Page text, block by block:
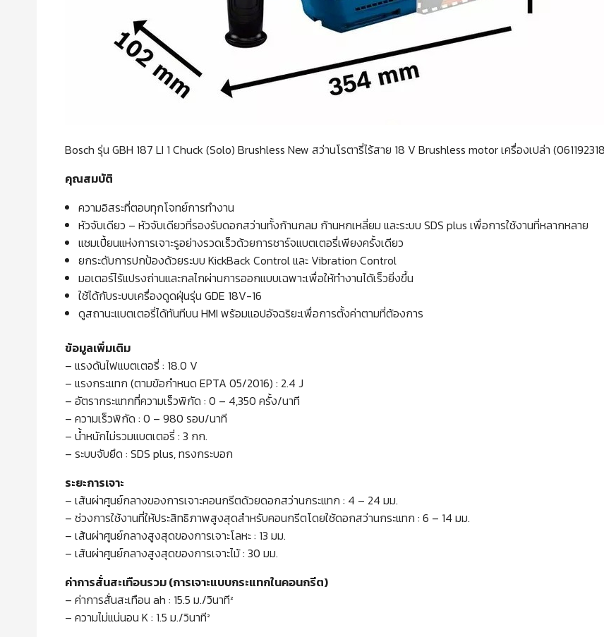
Bosch รุ่น GBH 187 LI 1 Chuck (Solo) Brushless New สว่านโรตารี่ไร้สาย 18 V Brushless motor เครื่องเปล่า
คุณสมบัติ
ความอิสระที่ตอบทุกโจทย์การทำงาน
หัวจับเดียว – หัวจับเดียวที่รองรับดอกสว่านทั้งก้านกลม ก้านหกเหลี่ยม และระบบ SDS plus เพื่อการใช้งานที่หลากหลาย
แชมเปี้ยนแห่งการเจาะรูอย่างรวดเร็วด้วยการชาร์จแบตเตอรี่เพียงครั้งเดียว
ยกระดับการปกป้องด้วยระบบ KickBack Control และ Vibration Control
มอเตอร์ไร้แปรงถ่านและกลไกผ่านการออกแบบเฉพาะเพื่อให้ทำงานได้เร็วยิ่งขึ้น
ใช้ได้กับระบบเครื่องดูดฝุ่นรุ่น GDE 18V-16
ดูสถานะแบตเตอรี่ได้ทันทีบน HMI พร้อมแอปอัจฉริยะเพื่อการตั้งค่าตามที่ต้องการ
ข้อมูลเพิ่มเติม
– แรงดันไฟแบตเตอรี่ : 18.0 V
– แรงกระแทก (ตามข้อกำหนด EPTA 05/2016) : 2.4 J
– อัตรากระแทกที่ความเร็วพิกัด : 0 – 4,350 ครั้ง/นาที
– ความเร็วพิกัด : 0 – 980 รอบ/นาที
– น้ำหนักไม่รวมแบตเตอรี่ : 3 กก.
– ระบบจับยึด : SDS plus, ทรงกระบอก
ระยะการเจาะ
– เส้นผ่าศูนย์กลางของการเจาะคอนกรีตด้วยดอกสว่านกระแทก : 4 – 24 มม.
– ช่วงการใช้งานที่ให้ประสิทธิภาพสูงสุดสำหรับคอนกรีตโดยใช้ดอกสว่านกระแทก : 6 – 14 มม.
– เส้นผ่าศูนย์กลางสูงสุดของการเจาะโลหะ : 13 มม.
– เส้นผ่าศูนย์กลางสูงสุดของการเจาะไม้ : 30 มม.
ค่าการสั่นสะเทือนรวม (การเจาะแบบกระแทกในคอนกรีต)
– ค่าการสั่นสะเทือน ah : 15.5 ม./วินาที²
– ความไม่แน่นอน K : 1.5 ม./วินาที²